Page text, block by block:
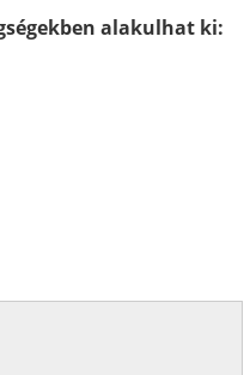
alakulhat ki: